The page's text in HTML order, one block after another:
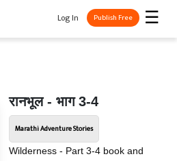
☰
Log In Publish Free
रानभूल - भाग 3-4
Marathi Adventure Stories
Wilderness - Part 3-4 book and